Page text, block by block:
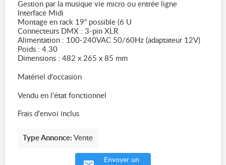
Gestion par la musique vie micro ou entrée ligne
Interface Midi
Montage en rack 19“ possible (6 U
Connecteurs DMX : 3-pin XLR
Alimentation : 100-240VAC 50/60Hz (adaptateur 12V)
Poids : 4.30
Dimensions : 482 x 265 x 85 mm
Matériel d'occasion
Vendu en l'état fonctionnel
Frais d'envoi inclus
Type Annonce: Vente
Envoyer un